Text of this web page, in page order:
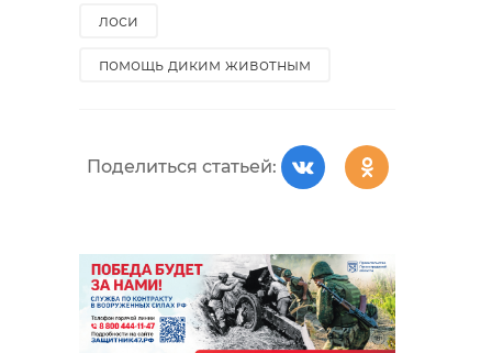
лоси
помощь диким животным
Поделиться статьей: